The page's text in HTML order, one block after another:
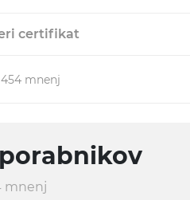
certifikat
454 mnenj
mnenj